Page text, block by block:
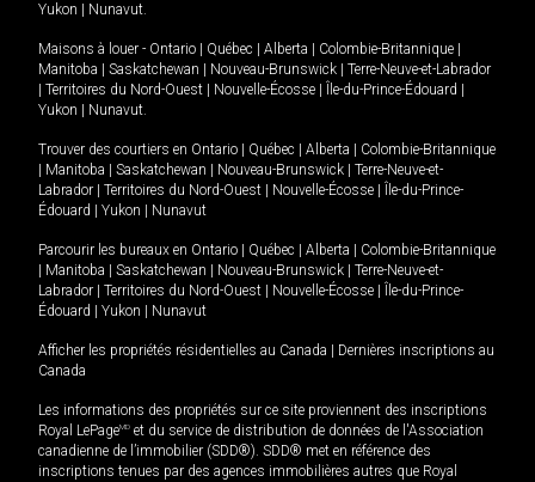
Yukon
Nunavut.
Maisons à louer - Ontario Québec Alberta Colombie-Britannique
Manitoba
Saskatchewan Nouveau-Brunswick
Terre-Neuve-et-Labrador
Territoires du Nord-Ouest Nouvelle-Écosse Île-du-Prince-Édouard
Yukon
Nunavut.
Trouver des courtiers en Ontario Québec Alberta
Colombie-Britannique
Manitoba Saskatchewan Nouveau-Brunswick
Terre-Neuve-et-
Labrador
Territoires du Nord-Ouest Nouvelle-Écosse
Île-du-Prince-
Édouard
Yukon Nunavut
Parcourir les bureaux en Ontario Québec Alberta
Colombie-Britannique
Manitoba Saskatchewan Nouveau-Brunswick
Terre-Neuve-et-
Labrador
Territoires du Nord-Ouest Nouvelle-Écosse
Île-du-Prince-
Édouard
Yukon Nunavut
Afficher les propriétés résidentielles au Canada
Dernières inscriptions au
Canada
Les informations des propriétés sur ce site proviennent des inscriptions
Royal LePageMD et du service de distribution de données de l'Association
canadienne de l’immobilier (SDD®). SDD® met en référence des
inscriptions tenues par des agences immobilières autres que Royal